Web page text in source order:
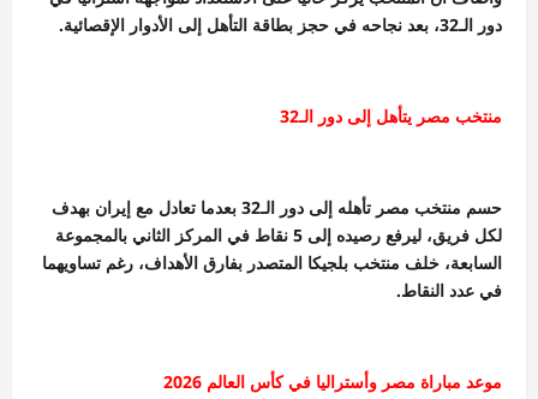
دور الـ32، بعد نجاحه في حجز بطاقة التأهل إلى الأدوار الإقصائية.
منتخب مصر يتأهل إلى دور الـ32
حسم منتخب مصر تأهله إلى دور الـ32 بعدما تعادل مع إيران بهدف
لكل فريق، ليرفع رصيده إلى 5 نقاط في المركز الثاني بالمجموعة
السابعة، خلف منتخب بلجيكا المتصدر بفارق الأهداف، رغم تساويهما
في عدد النقاط.
موعد مباراة مصر وأستراليا في كأس العالم 2026